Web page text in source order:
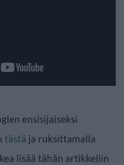
ensisijaiseksi
tästä ja ruksittamalla
lisää tähän artikkeliin